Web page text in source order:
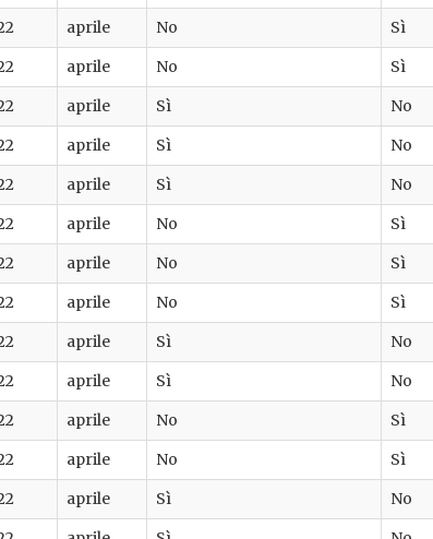
aprile No Sì
aprile No Sì
aprile Sì No
aprile Sì No
aprile Sì No
aprile No Sì
aprile No Sì
aprile No Sì
aprile Sì No
aprile Sì No
aprile No Sì
aprile No Sì
aprile Sì No